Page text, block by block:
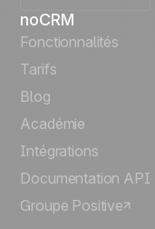
English
Português
Italiano
Deutsch
noCRM
Fonctionnalités
Tarifs
Blog
Académie
Intégrations
Documentation API
Groupe Positive